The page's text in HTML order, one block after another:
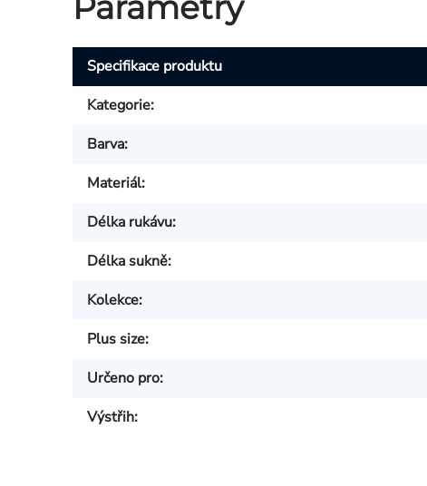
Specifikace produktu
Kategorie:
Barva:
Materiál:
Délka rukávu:
Délka sukně:
Kolekce:
Plus size:
Určeno pro:
Výstřih: